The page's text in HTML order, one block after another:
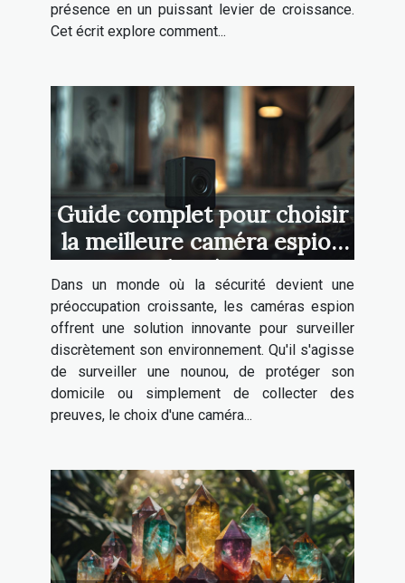
présence en un puissant levier de croissance.
Cet écrit explore comment...
Guide complet pour choisir
la meilleure caméra espion
discrète
Dans un monde où la sécurité devient une
préoccupation croissante, les caméras espion
offrent une solution innovante pour surveiller
discrètement son environnement. Qu'il s'agisse
de surveiller une nounou, de protéger son
domicile ou simplement de collecter des
preuves, le choix d'une caméra...